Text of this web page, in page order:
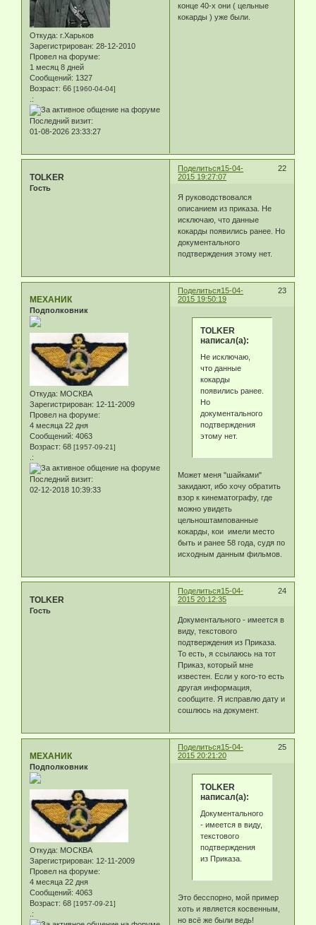
Откуда: г.Харьков
Зарегистрирован: 28-12-2010
Провел на форуме:
1 месяц 8 дней
Сообщений: 1327
Возраст: 66 [1960-04-04]
.:
Последний визит:
01-08-2026 23:33:27
конце 40-х они ( цельные
кокарды ) уже были.
Поделиться 22
15-04-
2015 19:27:07
TOLKER
Гость
Я руководствовался
описанием из приказа. Не
исключаю, что данные
кокарды появились ранее. Но
документального
подтверждения этому нет.
Поделиться 23
15-04-
2015 19:50:19
МЕХАНИК
Подполковник
Откуда: МОСКВА
Зарегистрирован: 12-11-2009
Провел на форуме:
4 месяца 22 дня
Сообщений: 4063
Возраст: 68 [1957-09-21]
.:
Последний визит:
02-12-2018 10:39:33
TOLKER
написал(а):
Не исключаю,
что данные
кокарды
появились ранее.
Но
документального
подтверждения
этому нет.
Может меня "шайками"
закидают, ибо хочу обратить
взор к кинематографу, где
можно увидеть
цельноштампованные
кокарды, кои имели место
быть и ранее 58 года, судя по
исходным данным фильмов.
Поделиться 24
15-04-
2015 20:12:35
TOLKER
Гость
Документального - имеется в
виду, текстового
подтверждения из Приказа.
То есть, я ссылаюсь на тот
Приказ, который мне
известен. Если у кого-то есть
другая информация,
сообщите. Я исправлю дату и
сошлюсь на документ.
Поделиться 25
15-04-
2015 20:21:20
МЕХАНИК
Подполковник
Откуда: МОСКВА
Зарегистрирован: 12-11-2009
Провел на форуме:
4 месяца 22 дня
Сообщений: 4063
Возраст: 68 [1957-09-21]
.:
TOLKER
написал(а):
Документального
- имеется в виду,
текстового
подтверждения
из Приказа.
Это бесспорно, мой пример
хоть и является косвенным,
но всё же были ведь!